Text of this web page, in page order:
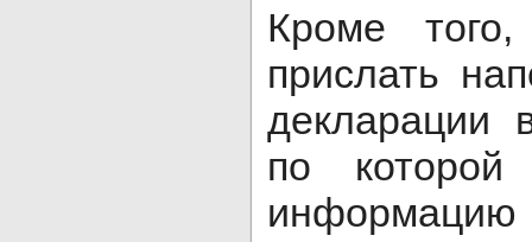
Кроме
прислать
декларации
по которой